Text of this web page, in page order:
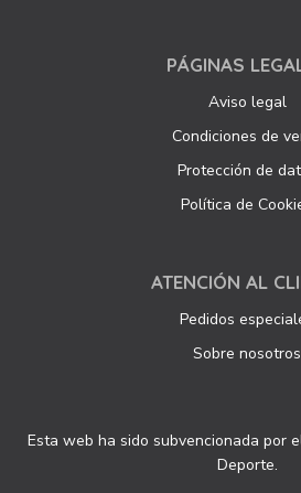
PÁGINAS
Aviso legal
Condiciones de
Protección de
Política de
ATENCIÓN AL
Pedidos
Sobre nosotros
Esta web ha sido subvencionada por
Deporte.